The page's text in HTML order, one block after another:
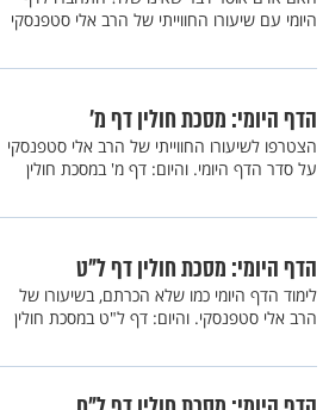
היומי עם שיעורו החווייתי של הרב אלי סטפנסקי
הדף היומי: מסכת חולין דף מ'
הצטרפו לשיעורו החווייתי של הרב אלי סטפנסקי
על סדר הדף היומי. והיום: דף מ' במסכת חולין
הדף היומי: מסכת חולין דף ל"ט
לימוד הדף היומי כמו שלא הכרתם, בשיעורו של
הרב אלי סטפנסקי. והיום: דף ל"ט במסכת חולין